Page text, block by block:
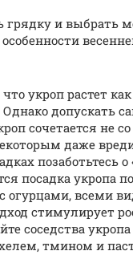
грядку и выбрать
укроп растет
Однако допускать
сочетается не
даже
позаботьтесь о
посадка укропа
огурцами, всеми
стимулирует
соседства
тмином и